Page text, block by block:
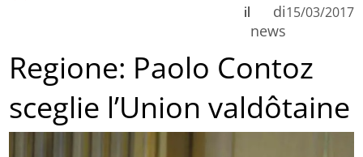
di
news
il 15/03/2017
Regione: Paolo Contoz
sceglie l’Union valdôtaine